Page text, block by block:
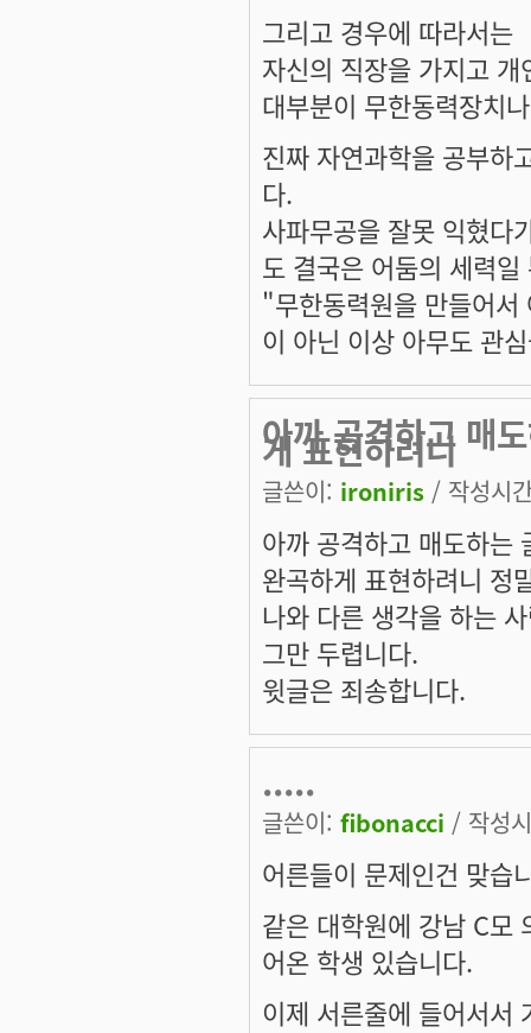
그리고 경우에 따라서는
자신의 직장을 가지고
대부분이 무한동력장치
진짜 자연과학을 공부하
다.
사파무공을 잘못 익혔다
도 결국은 어둠의 세력일
"무한동력원을 만들어
이 아닌 이상 아무도 관
아까 공격하고 매
게 표현하려니
글쓴이: ironiris / 작성시
아까 공격하고 매도하는
완곡하게 표현하려니 정
나와 다른 생각을 하는
그만 두렵니다.
윗글은 죄송합니다.
.....
글쓴이: fibonacci / 작성
어른들이 문제인건 맞습
같은 대학원에 강남 C모
어온 학생 있습니다.
이제 서른줄에 들어서서